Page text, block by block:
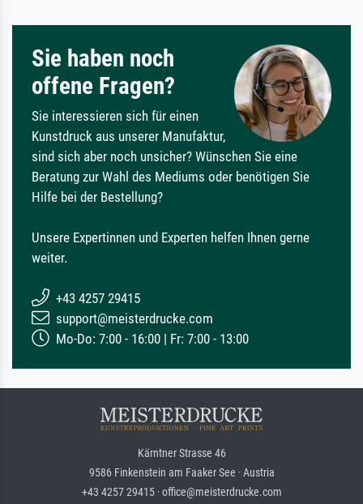
Sie haben noch
offene Fragen?
Sie interessieren sich für einen
Kunstdruck aus unserer Manufaktur,
sind sich aber noch unsicher? Wünschen Sie eine
Beratung zur Wahl des Mediums oder benötigen Sie
Hilfe bei der Bestellung?
Unsere Expertinnen und Experten helfen Ihnen gerne
weiter.
+43 4257 29415
support@meisterdrucke.com
Mo-Do: 7:00 - 16:00 | Fr: 7:00 - 13:00
Kärntner Strasse 46
9586 Finkenstein am Faaker See · Austria
+43 4257 29415 · office@meisterdrucke.com